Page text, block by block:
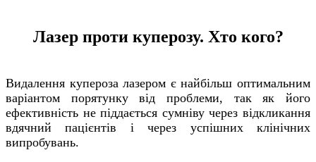
Лазер проти куперозу. Хто кого?
Видалення купероза лазером є найбільш оптимальним
варіантом порятунку від проблеми, так як його
ефективність не піддається сумніву через відкликання
вдячний пацієнтів і через успішних клінічних
випробувань.